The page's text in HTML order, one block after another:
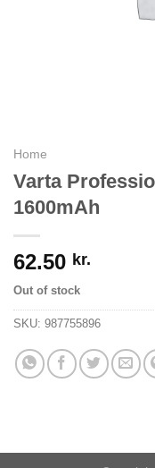
Home
Varta
1600mAh
62.50 kr.
Out of stock
SKU: 987755896